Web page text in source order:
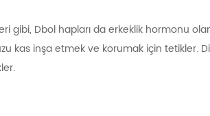
gibi, Dbol hapları da erkeklik hormonu
kas inşa etmek ve korumak için tetikler.